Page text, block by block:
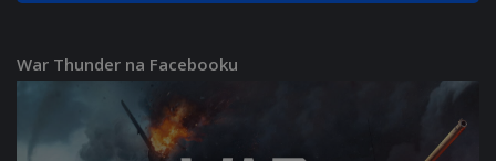
War Thunder na Facebooku